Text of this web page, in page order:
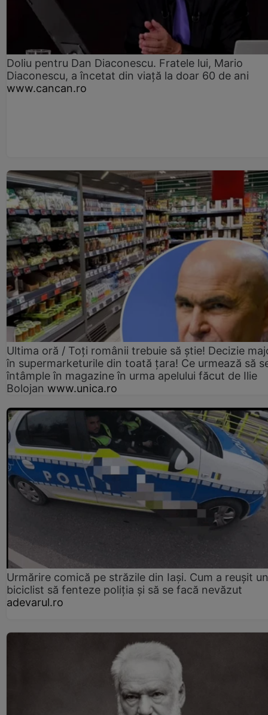
Doliu pentru Dan Diaconescu. Fratele lui, Mario
Diaconescu, a încetat din viață la doar 60 de ani
www.cancan.ro
Ultima oră / Toți românii trebuie să știe! Decizie
în supermarketurile din toată țara! Ce urmează să
întâmple în magazine în urma apelului făcut de Ilie
Bolojan www.unica.ro
Urmărire comică pe străzile din Iași. Cum a reușit un
biciclist să fenteze poliția și să se facă nevăzut
adevarul.ro